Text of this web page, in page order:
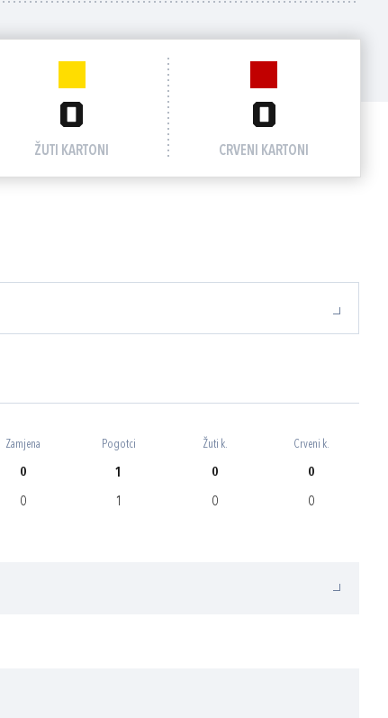
0
ŽUTI KARTONI
0
CRVENI KARTONI
Zamjena Pogotci Žuti k. Crveni k.
0 1 0 0
0 1 0 0